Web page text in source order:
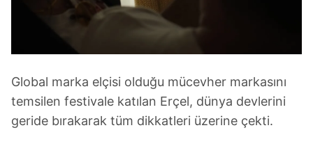
Global marka elçisi olduğu mücevher markasını
temsilen festivale katılan Erçel, dünya devlerini
geride bırakarak tüm dikkatleri üzerine çekti.